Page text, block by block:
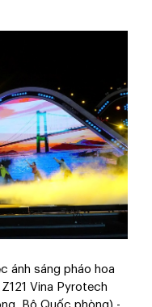
ánh sáng pháo hoa
Vina Pyrotech